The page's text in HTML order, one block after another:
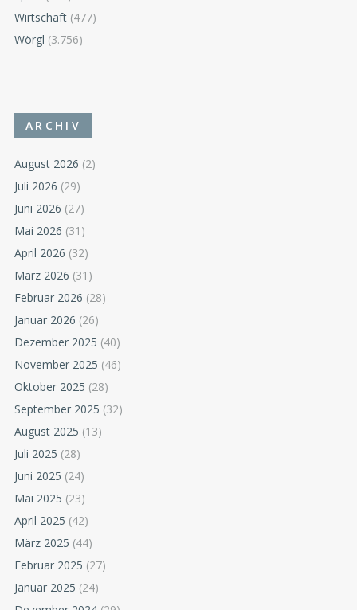
Wirtschaft (477)
Wörgl (3.756)
ARCHIV
August 2026 (2)
Juli 2026 (29)
Juni 2026 (27)
Mai 2026 (31)
April 2026 (32)
März 2026 (31)
Februar 2026 (28)
Januar 2026 (26)
Dezember 2025 (40)
November 2025 (46)
Oktober 2025 (28)
September 2025 (32)
August 2025 (13)
Juli 2025 (28)
Juni 2025 (24)
Mai 2025 (23)
April 2025 (42)
März 2025 (44)
Februar 2025 (27)
Januar 2025 (24)